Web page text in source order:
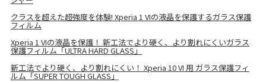
クラスを超えた超強度を体験! Xperia 1 VIの液晶を保護するガラス保護
フィルム
Xperia 1 VIの液晶を保護！ 新工法でより硬く、より割れにくいガラス
保護フィルム「ULTRA HARD GLASS」
新工法でより硬く、より割れにくい！ Xperia 10 VI 用 ガラス保護フィ
ルム「SUPER TOUGH GLASS」